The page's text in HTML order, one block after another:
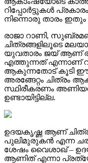
റിപ്പോര്‍ട്ടുകള്‍
നിന്നൊരു താരം
രാജാ റാണി,
ചിത്രങ്ങളിലൂടെ
യുവതാരം ജയ് ആണ്
എത്തുന്നത്‌ എന്നാണ്
ആകുന്നതോട് കൂടി ഈ
അരങ്ങേറ്റം ചിത്രം
സ്ഥിരീകരണം
ഉണ്ടായിട്ടില്ല.
ഉദയകൃഷ്ണ ആണ്
പുലിമുരുകന്‍ എന്ന
ശേഷം വൈശാഖ് –
ആണിത് എന്നാ